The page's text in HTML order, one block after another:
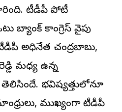
టీడీపీ పోటీ
బ్యాంక్ కాంగ్రెస్ వైపు
అధినేత చంద్రబాబు,
మధ్య ఉన్న
భవిష్యత్తులోనూ
ముఖ్యంగా టీడీపీ